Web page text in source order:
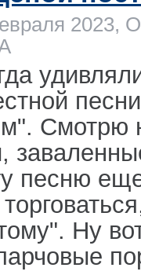
2023,
Смотрю
песню
Ну